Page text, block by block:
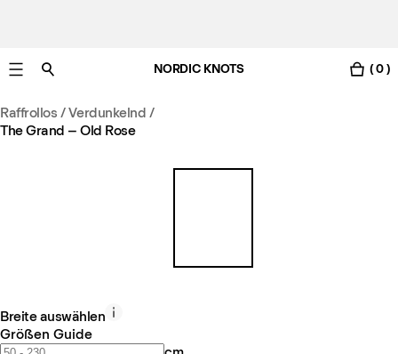
Gratis Lieferung nach Deutschland in 3-6 Werktagen
NORDIC KNOTS ( 0 )
Raffrollos / Verdunkelnd /
The Grand – Old Rose
Breite auswählen
Größen Guide